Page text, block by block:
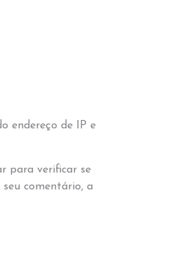
endereço de IP e
para verificar se
comentário, a